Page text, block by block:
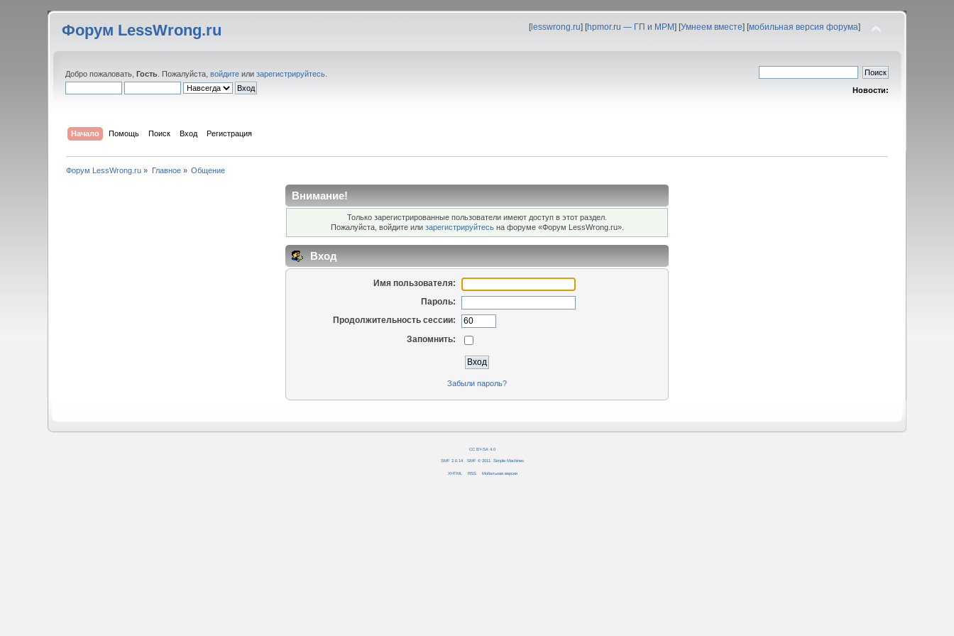
Форум LessWrong.ru [lesswrong.ru] [hpmor.ru — ГП и МРМ] [Умнеем вместе] [мобильная версия форума]
Добро пожаловать,Гость . Пожалуйста,войдите илизарегистрируйтесь
Новости:
Начало Помощь Поиск Вход Регистрация
Форум LessWrong.ru » Главное» Общение
Внимание!
Только зарегистрированные пользователи имеют доступ в этот раздел.
Пожалуйста, войдите или зарегистрируйтесьна форуме «Форум LessWrong.ru».
Вход
Имя пользователя:
Пароль:
Продолжительность сессии:
Запомнить:
Забыли пароль?
CC BY-SA 4.0
SMF 2.0.14 SMF © 2011 Simple Machines
XHTML RSS Мобильная версия